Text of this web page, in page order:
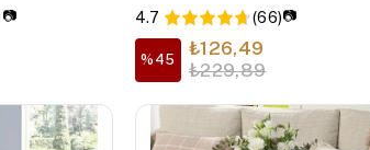
📷 4.7 (66)📷
%45
₺126,49
₺229,89